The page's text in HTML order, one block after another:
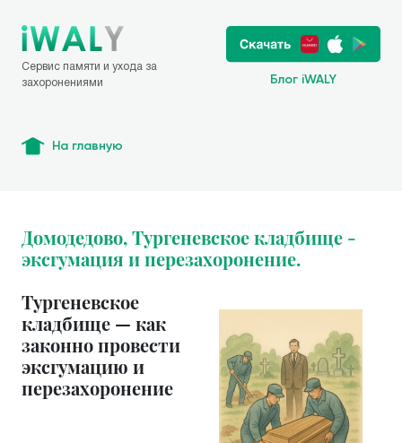
Сервис памяти и ухода за
захоронениями
Блог iWALY
На главную
Домодедово, Тургеневское кладбище -
эксгумация и перезахоронение.
Тургеневское
кладбище — как
законно провести
эксгумацию и
перезахоронение